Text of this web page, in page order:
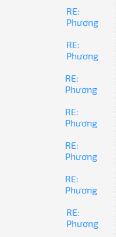
RE:
Phương
RE:
Phương
RE:
Phương
RE:
Phương
RE:
Phương
RE:
Phương
RE:
Phương